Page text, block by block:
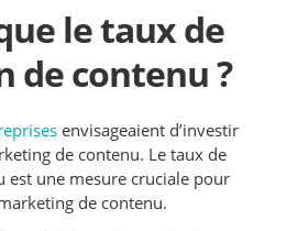
le taux de
de contenu ?
envisageaient d’investir
de contenu. Le taux de
est une mesure cruciale pour
de contenu.